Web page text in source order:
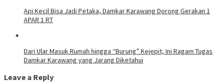
Api Kecil Bisa Jadi Petaka, Damkar Karawang Dorong Gerakan 1
APAR 1 RT
Dari Ular Masuk Rumah hingga “Burung” Kejepit, Ini Ragam Tugas
Damkar Karawang yang Jarang Diketahui
Leave a Reply